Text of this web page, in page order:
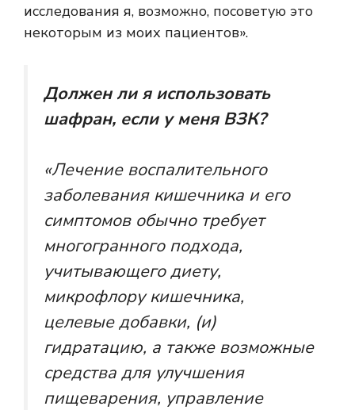
исследования я, возможно, посоветую это
некоторым из моих пациентов».
Должен ли я использовать
шафран, если у меня ВЗК?
«Лечение воспалительного
заболевания кишечника и его
симптомов обычно требует
многогранного подхода,
учитывающего диету,
микрофлору кишечника,
целевые добавки, (и)
гидратацию, а также возможные
средства для улучшения
пищеварения, управление